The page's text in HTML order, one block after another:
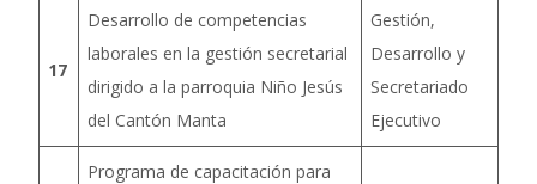
17
Desarrollo de competencias
laborales en la gestión secretarial
dirigido a la parroquia Niño Jesús
del Cantón Manta
Gestión,
Desarrollo y
Secretariado
Ejecutivo
Programa de capacitación para